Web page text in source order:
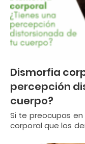
Dismorfia
percepción
cuerpo?
Si te preocupas
corporal que los